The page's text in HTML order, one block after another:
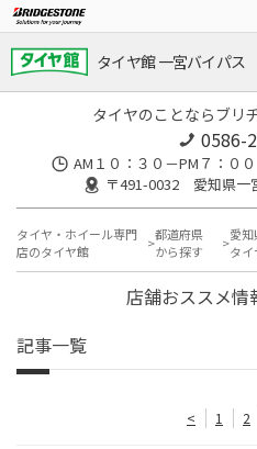
タイヤ館 一宮バイパス
タイヤのことならブリ
0586-
AM１０：３０－PM７：０
〒491-0032 愛知県一
タイヤ・ホイール専門
店のタイヤ館
都道府県
から探す
愛知
タ
店舗おススメ情
記事一覧
< 1 2